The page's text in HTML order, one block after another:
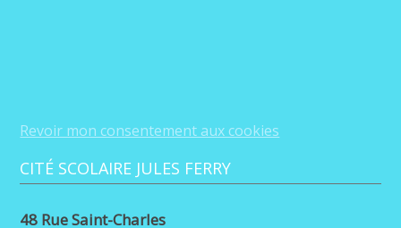
Revoir mon consentement aux cookies
CITÉ SCOLAIRE JULES FERRY
48 Rue Saint-Charles